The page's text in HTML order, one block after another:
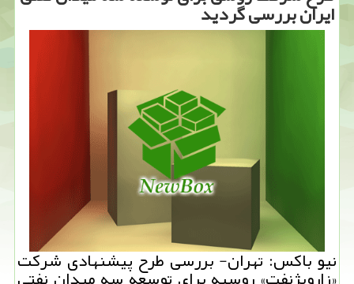
ایران بررسی گردید
نیو باكس: تهران- بررسی طرح پیشنهادی شركت